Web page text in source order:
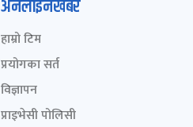
अनलाइनखबर
हाम्रो टिम
प्रयोगका सर्त
विज्ञापन
प्राइभेसी पोलिसी